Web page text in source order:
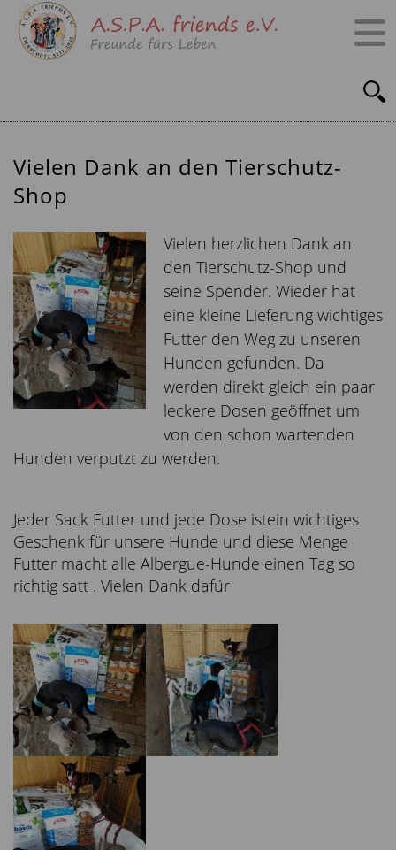
Vielen Dank an den Tierschutz-
Shop
Vielen herzlichen Dank an
den Tierschutz-Shop und
seine Spender. Wieder hat
eine kleine Lieferung wichtiges
Futter den Weg zu unseren
Hunden gefunden. Da
werden direkt gleich ein paar
leckere Dosen geöffnet um
von den schon wartenden
Hunden verputzt zu werden.
Jeder Sack Futter und jede Dose istein wichtiges
Geschenk für unsere Hunde und diese Menge
Futter macht alle Albergue-Hunde einen Tag so
richtig satt . Vielen Dank dafür